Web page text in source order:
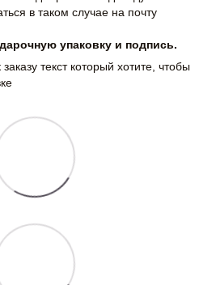
в таком случае на почту
упаковку и подпись.
текст который хотите, чтобы